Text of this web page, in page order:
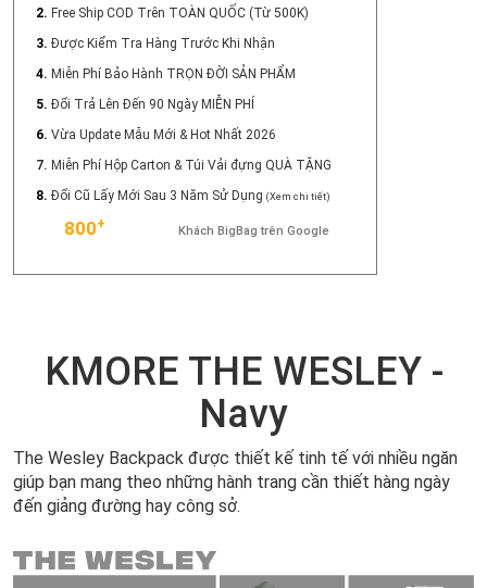
2. Free Ship COD Trên TOÀN QUỐC (Từ 500K)
3. Được Kiểm Tra Hàng Trước Khi Nhận
4. Miễn Phí Bảo Hành TRỌN ĐỜI SẢN PHẨM
5. Đổi Trả Lên Đến 90 Ngày MIỄN PHÍ
6. Vừa Update Mẫu Mới & Hot Nhất 2026
7. Miễn Phí Hộp Carton & Túi Vải đựng QUÀ TẶNG
8. Đổi Cũ Lấy Mới Sau 3 Năm Sử Dụng (Xem chi tiết)
800+ Khách BigBag trên Google
KMORE THE WESLEY -
Navy
The Wesley Backpack được thiết kế tinh tế với nhiều ngăn
giúp bạn mang theo những hành trang cần thiết hàng ngày
đến giảng đường hay công sở.